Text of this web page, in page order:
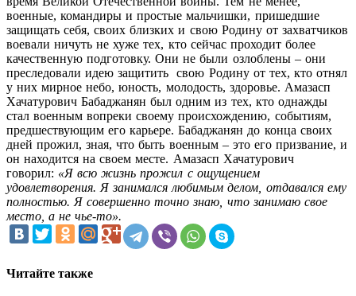
военные, командиры и простые мальчишки, пришедшие
защищать себя, своих близких и свою Родину от захватчиков
воевали ничуть не хуже тех, кто сейчас проходит более
качественную подготовку. Они не были озлоблены – они
преследовали идею защитить свою Родину от тех, кто отнял
у них мирное небо, юность, молодость, здоровье. Амазасп
Хачатурович Бабаджанян был одним из тех, кто однажды
стал военным вопреки своему происхождению, событиям,
предшествующим его карьере. Бабаджанян до конца своих
дней прожил, зная, что быть военным – это его призвание, и
он находится на своем месте. Амазасп Хачатурович
говорил: «Я всю жизнь прожил с ощущением
удовлетворения. Я занимался любимым делом, отдавался ему
полностью. Я совершенно точно знаю, что занимаю свое
место, а не чье-то».
Читайте также